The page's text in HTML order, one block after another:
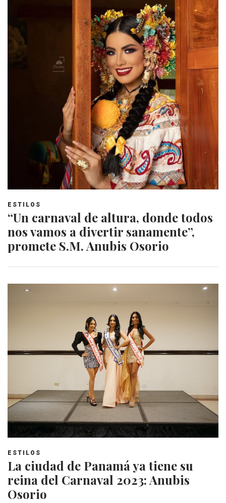
ESTILOS
“Un carnaval de altura, donde todos
nos vamos a divertir sanamente”,
promete S.M. Anubis Osorio
ESTILOS
La ciudad de Panamá ya tiene su
reina del Carnaval 2023: Anubis
Osorio